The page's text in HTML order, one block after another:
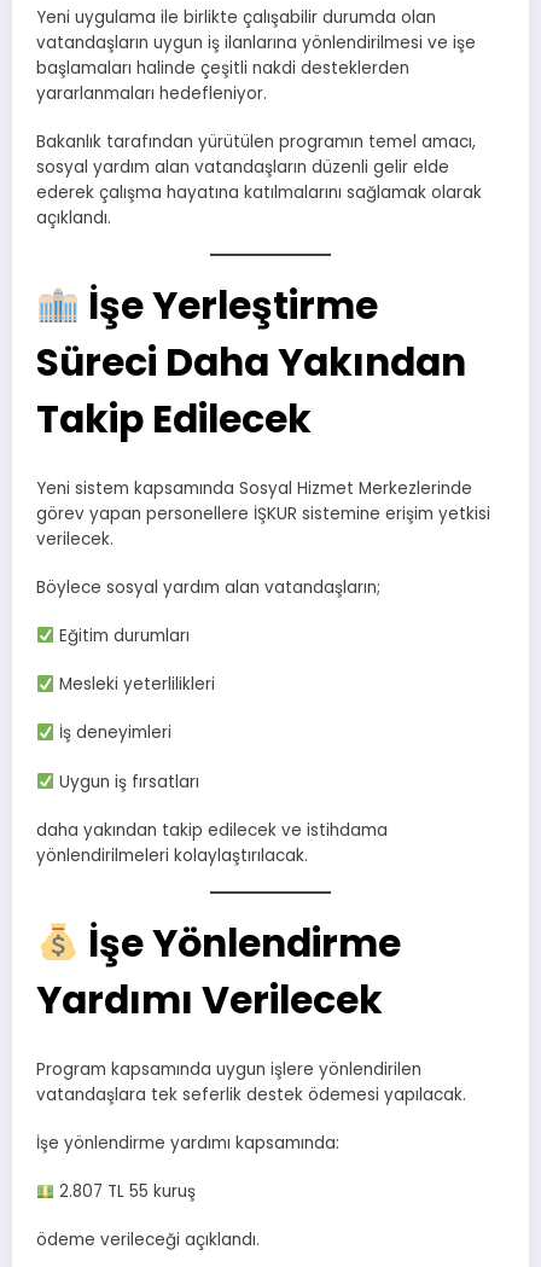
Yeni uygulama ile birlikte çalışabilir durumda olan
vatandaşların uygun iş ilanlarına yönlendirilmesi ve işe
başlamaları halinde çeşitli nakdi desteklerden
yararlanmaları hedefleniyor.
Bakanlık tarafından yürütülen programın temel amacı,
sosyal yardım alan vatandaşların düzenli gelir elde
ederek çalışma hayatına katılmalarını sağlamak olarak
açıklandı.
İşe Yerleştirme
Süreci Daha Yakından
Takip Edilecek
Yeni sistem kapsamında Sosyal Hizmet Merkezlerinde
görev yapan personellere İŞKUR sistemine erişim yetkisi
verilecek.
Böylece sosyal yardım alan vatandaşların;
Eğitim durumları
Mesleki yeterlilikleri
İş deneyimleri
Uygun iş fırsatları
daha yakından takip edilecek ve istihdama
yönlendirilmeleri kolaylaştırılacak.
İşe Yönlendirme
Yardımı Verilecek
Program kapsamında uygun işlere yönlendirilen
vatandaşlara tek seferlik destek ödemesi yapılacak.
İşe yönlendirme yardımı kapsamında:
2.807 TL 55 kuruş
ödeme verileceği açıklandı.